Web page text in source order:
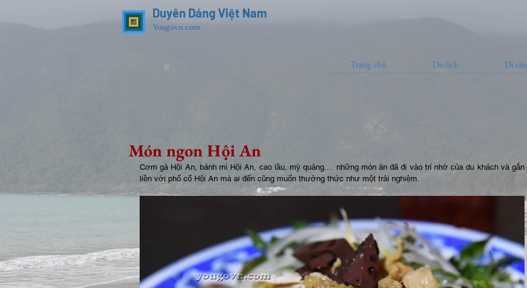
Duyên Dáng Việt Nam
Yougovn.com
Trang chủ Du lịch Di sản
Món ngon Hội An
Cơm gà Hội An, bánh mì Hội An, cao lầu, mỳ quảng.... những món ăn đã đi vào trí nhớ của du khách và gắn
liền với phố cổ Hội An mà ai đến cũng muốn thưởng thức như một trải nghiệm.